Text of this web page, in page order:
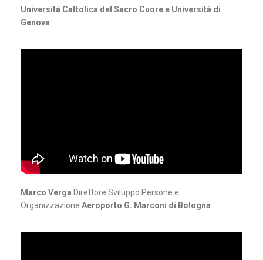
Università Cattolica del Sacro Cuore e Università di
Genova
Marco Verga Direttore Sviluppo Persone e
Organizzazione Aeroporto G. Marconi di Bologna